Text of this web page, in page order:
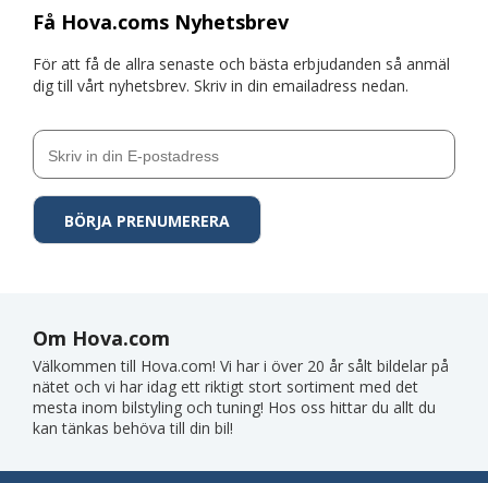
Få Hova.coms Nyhetsbrev
För att få de allra senaste och bästa erbjudanden så anmäl
dig till vårt nyhetsbrev. Skriv in din emailadress nedan.
Om Hova.com
Välkommen till Hova.com! Vi har i över 20 år sålt bildelar på
nätet och vi har idag ett riktigt stort sortiment med det
mesta inom bilstyling och tuning! Hos oss hittar du allt du
kan tänkas behöva till din bil!